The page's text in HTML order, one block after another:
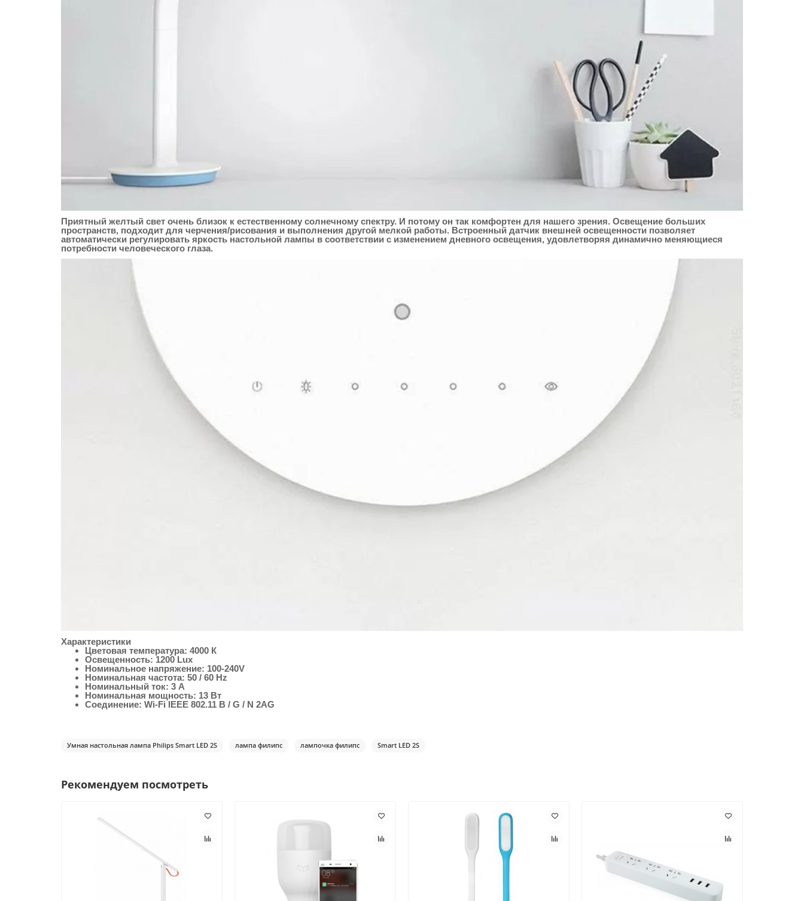
Приятный желтый свет очень близок к естественному солнечному спектру. И потому он так комфортен для нашего зрения. Освещение больших
пространств, подходит для черчения/рисования и выполнения другой мелкой работы. Встроенный датчик внешней освещенности позволяет
автоматически регулировать яркость настольной лампы в соответствии с изменением дневного освещения, удовлетворяя динамично меняющиеся
потребности человеческого глаза.
Характеристики
Цветовая температура: 4000 К
Освещенность: 1200 Lux
Номинальное напряжение: 100-240V
Номинальная частота: 50 / 60 Hz
Номинальный ток: 3 A
Номинальная мощность: 13 Вт
Соединение: Wi-Fi IEEE 802.11 B / G / N 2AG
Умная настольная лампа Philips Smart LED 2S лампа филипс лампочка филипс Smart LED 2S
Рекомендуем посмотреть